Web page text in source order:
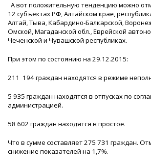
А вот положительную тенденцию можно
12 субъектах РФ, Алтайском крае,
Алтай, Тыва, Кабардино-Балкарской,
Омской, Магаданской обл., Еврейской
Чеченской и Чувашской республиках.
При этом по состоянию на 29.12.2015:
211 194 граждан находятся в режиме
5 935 граждан находятся в отпусках по
администрацией.
58 602 граждан находятся в простое.
Что в сумме составляет 275 731 граждан.
снижение показателей на 1,7%.